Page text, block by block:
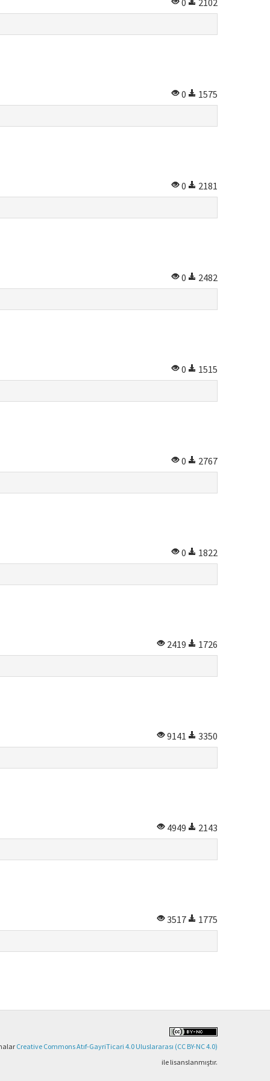
0
2102
0
1575
0
2181
0
2482
0
1515
0
2767
0
1822
2419
1726
9141
3350
4949
2143
3517
1775
Creative Commons Atıf-GayriTicari 4.0 Uluslararası (CC BY-NC 4.0)
ile lisanslanmıştır.